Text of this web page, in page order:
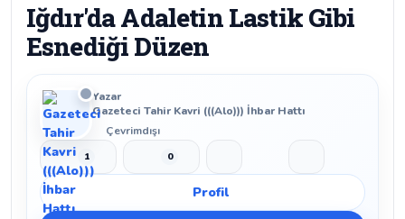
Iğdır'da Adaletin Lastik Gibi
Esnediği Düzen
Yazar
Gazeteci Tahir Kavri (((Alo))) İhbar Hattı
Çevrimdışı
Beğen
1 Beğenmeme
0
Profil